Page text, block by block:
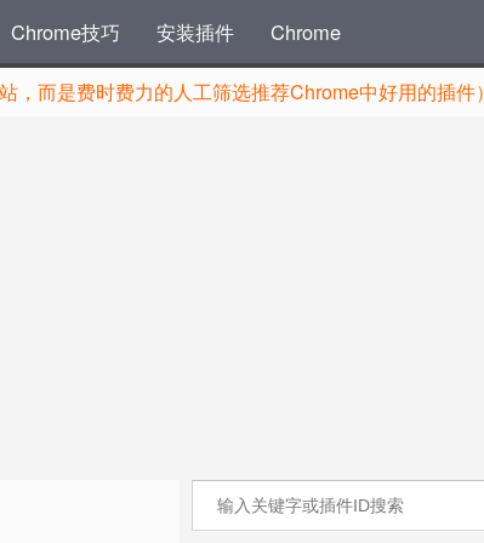
Chrome技巧 安装插件 Chrome
，而是费时费力的人工筛选推荐Chrome中好用的插件）